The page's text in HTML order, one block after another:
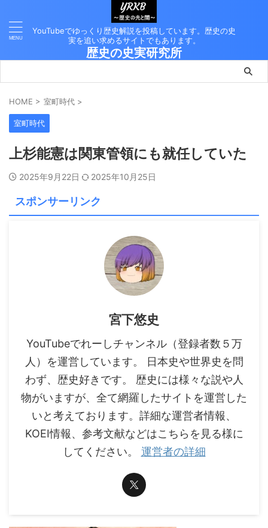
YouTubeでゆっくり歴史解説を投稿しています。歴史の史
実を追い求めるサイトでもあります。
歴史の史実研究所
HOME > 室町時代 >
室町時代
上杉能憲は関東管領にも就任していた
2025年9月22日 2025年10月25日
スポンサーリンク
宮下悠史
YouTubeでれーしチャンネル（登録者数５万
人）を運営しています。 日本史や世界史を問
わず、歴史好きです。 歴史には様々な説や人
物がいますが、全て網羅したサイトを運営した
いと考えております。詳細な運営者情報、
KOEI情報、参考文献などはこちらを見る様に
してください。 運営者の詳細